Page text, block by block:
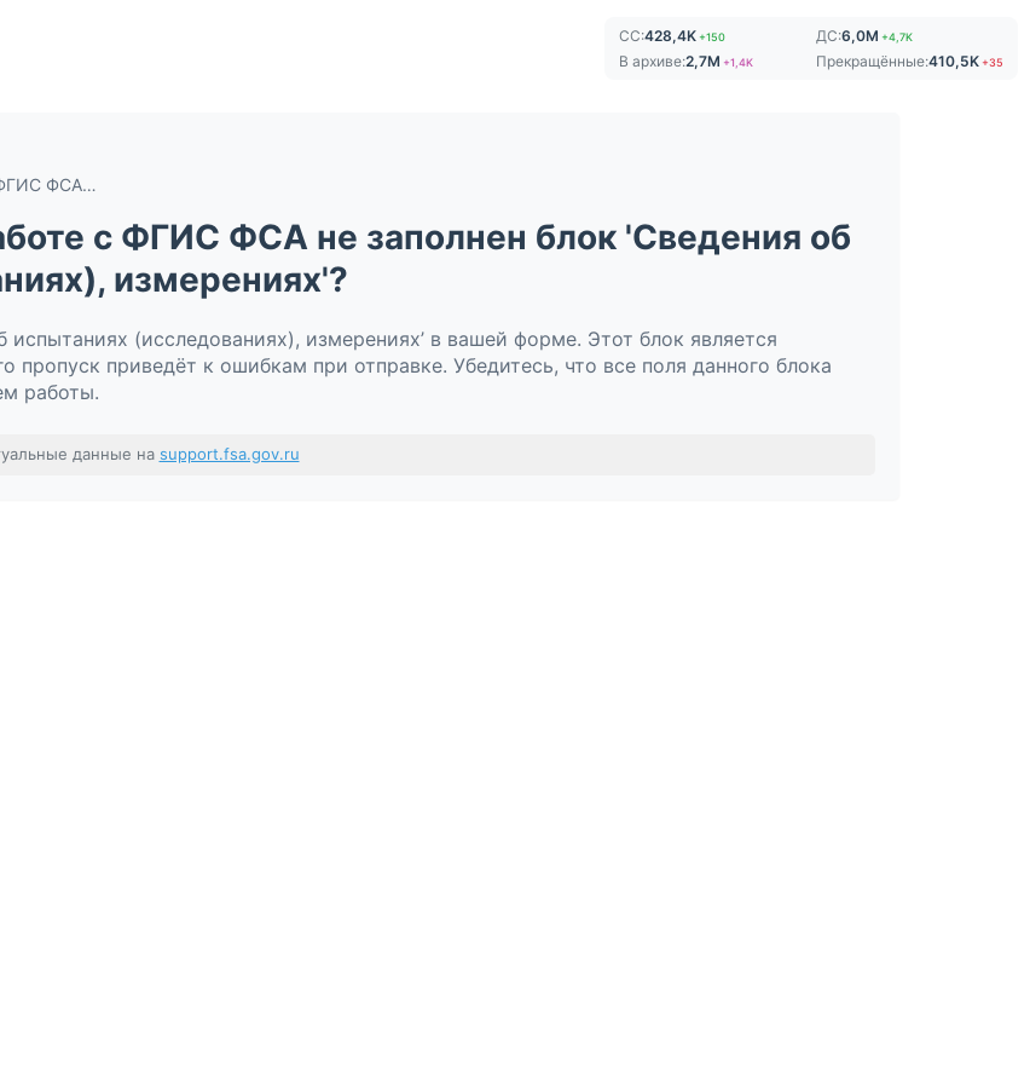
СС:428,4K+150 ДС:6,0M +4,7K
В архиве:2,7M +1,4K Прекращённые:410,5K +35
Что делать, если при работе с ФГИС ФСА не заполнен блок 'Сведения об испытаниях (исследованиях), измерениях'?
с ФГИС ФСА не заполнен блок 'Сведения об
измерениях'?
испытаниях (исследованиях), измерениях’ в вашей форме. Этот блок является
пропуск приведёт к ошибкам при отправке. Убедитесь, что все поля данного блока
работы.
данные на support.fsa.gov.ru